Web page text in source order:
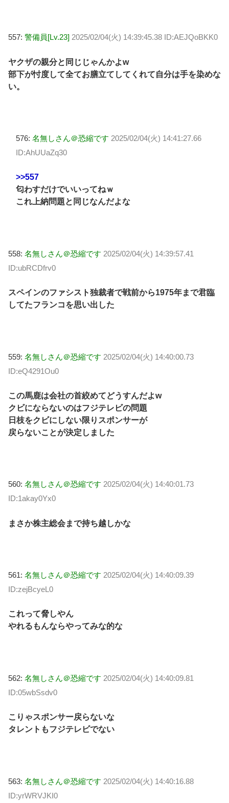
557: 警備員[Lv.23] 2025/02/04(火) 14:39:45.38 ID:AEJQoBKK0
ヤクザの親分と同じじゃんかよw
部下が忖度して全てお膳立てしてくれて自分は手を染めな
い。
576: 名無しさん＠恐縮です 2025/02/04(火) 14:41:27.66
ID:AhUUaZq30
>>557
匂わすだけでいいってねｗ
これ上納問題と同じなんだよな
558: 名無しさん＠恐縮です 2025/02/04(火) 14:39:57.41
ID:ubRCDfrv0
スペインのファシスト独裁者で戦前から1975年まで君臨
してたフランコを思い出した
559: 名無しさん＠恐縮です 2025/02/04(火) 14:40:00.73
ID:eQ4291Ou0
この馬鹿は会社の首絞めてどうすんだよw
クビにならないのはフジテレビの問題
日枝をクビにしない限りスポンサーが
戻らないことが決定しました
560: 名無しさん＠恐縮です 2025/02/04(火) 14:40:01.73
ID:1akay0Yx0
まさか株主総会まで持ち越しかな
561: 名無しさん＠恐縮です 2025/02/04(火) 14:40:09.39
ID:zejBcyeL0
これって脅しやん
やれるもんならやってみな的な
562: 名無しさん＠恐縮です 2025/02/04(火) 14:40:09.81
ID:05wbSsdv0
こりゃスポンサー戻らないな
タレントもフジテレビでない
563: 名無しさん＠恐縮です 2025/02/04(火) 14:40:16.88
ID:yrWRVJKI0